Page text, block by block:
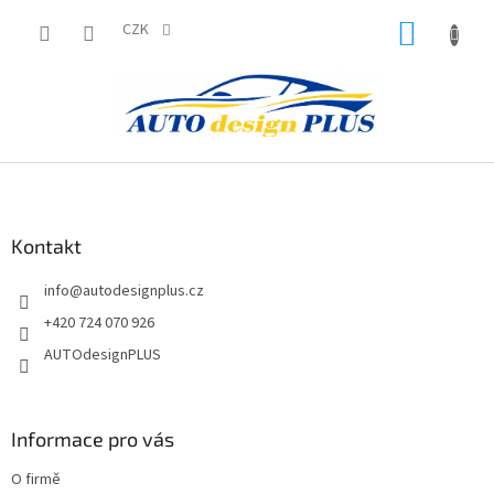
CZK
Kontakt
info@autodesignplus.cz
+420 724 070 926
AUTOdesignPLUS
Informace pro vás
O firmě